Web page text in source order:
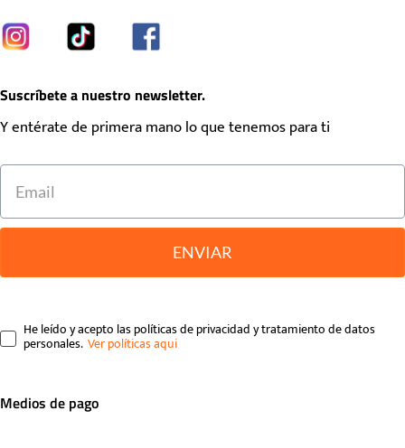
Suscríbete a nuestro newsletter.
Y entérate de primera mano lo que tenemos para ti
ENVIAR
He leído y acepto las políticas de privacidad y tratamiento de datos
personales.
Medios de pago